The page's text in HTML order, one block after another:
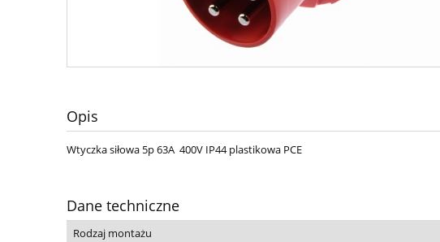
Opis
Wtyczka siłowa 5p 63A 400V IP44 plastikowa PCE
Dane techniczne
Rodzaj montażu